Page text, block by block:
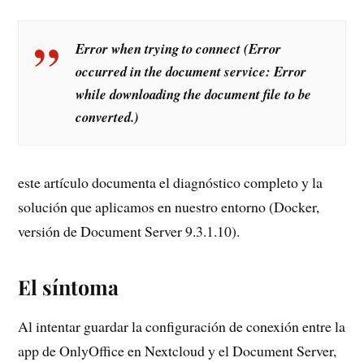
Error when trying to connect (Error
occurred in the document service: Error
while downloading the document file to be
converted.)
este artículo documenta el diagnóstico completo y la
solución que aplicamos en nuestro entorno (Docker,
versión de Document Server 9.3.1.10).
El síntoma
Al intentar guardar la configuración de conexión entre la
app de OnlyOffice en Nextcloud y el Document Server,